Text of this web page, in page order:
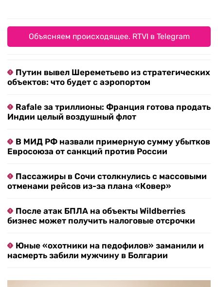
Объясняем происходящее. RTVI в Telegram
Путин вывел Шереметьево из стратегических
объектов: что будет с аэропортом
Rafale за триллионы: Франция готова продать
Индии целый воздушный флот
В МИД РФ назвали примерную сумму убытков
Евросоюза от санкций против России
Пассажиры в Сочи столкнулись с массовыми
отменами рейсов из-за плана «Ковер»
После атак БПЛА на объекты Wildberries
бизнес может получить налоговые отсрочки
Юные «охотники на педофилов» заманили и
насмерть забили мужчину в Болгарии